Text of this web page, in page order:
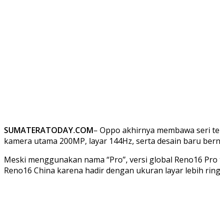
SUMATERATODAY.COM– Oppo akhirnya membawa seri
kamera utama 200MP, layar 144Hz, serta desain baru
Meski menggunakan nama “Pro”, versi global Reno16
Reno16 China karena hadir dengan ukuran layar lebih